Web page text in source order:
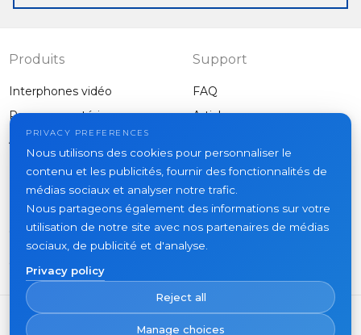
Produits
Interphones vidéo
Panneaux extérieurs
Autres équipements
Support
FAQ
Articles
Projets
À propos
Actualités
Contacts
Où acheter
PRIVACY PREFERENCES
Nous utilisons des cookies pour personnaliser le
contenu et les publicités, fournir des fonctionnalités de
médias sociaux et analyser notre trafic.
Nous partageons également des informations sur votre
utilisation de notre site avec nos partenaires de médias
sociaux, de publicité et d'analyse.
Privacy policy
Reject all
Manage choices